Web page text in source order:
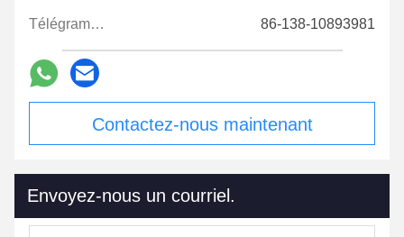
Télégramme: 86-138-10893981
Contactez-nous maintenant
Envoyez-nous un courriel.